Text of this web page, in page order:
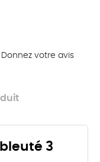
Donnez votre avis
3